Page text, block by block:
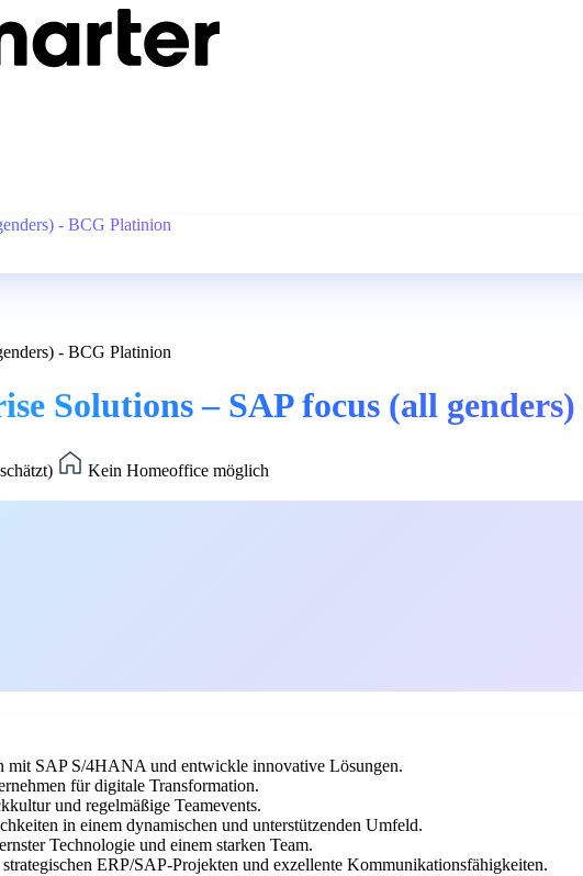
- BCG Platinion
- BCG Platinion
Solutions – SAP focus (all
Kein Homeoffice möglich
mit SAP S/4HANA und entwickle innovative Lösungen.
für digitale Transformation.
und regelmäßige Teamevents.
in einem dynamischen und unterstützenden Umfeld.
Technologie und einem starken Team.
ERP/SAP-Projekten und exzellente Kommunikationsfähigkeiten.